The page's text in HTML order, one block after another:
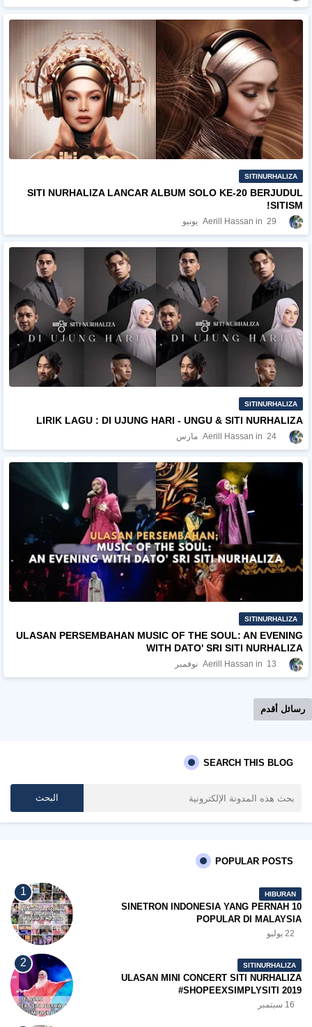
SITINURHALIZA
SITI NURHALIZA LANCAR ALBUM SOLO KE-20 BERJUDUL
SITISM!
Aerill Hassan 29 يونيو
SITINURHALIZA
LIRIK LAGU : DI UJUNG HARI - UNGU & SITI NURHALIZA
Aerill Hassan 24 مارس
SITINURHALIZA
ULASAN PERSEMBAHAN MUSIC OF THE SOUL: AN EVENING
WITH DATO' SRI SITI NURHALIZA
Aerill Hassan 13 نوفمبر
رسائل أقدم
SEARCH THIS BLOG
POPULAR POSTS
HIBURAN
10 SINETRON INDONESIA YANG PERNAH
POPULAR DI MALAYSIA
22 يوليو
SITINURHALIZA
ULASAN MINI CONCERT SITI NURHALIZA
#SHOPEEXSIMPLYSITI 2019
16 سبتمبر